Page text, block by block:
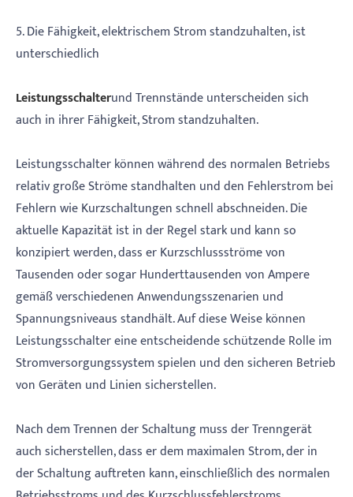
5. Die Fähigkeit, elektrischem Strom standzuhalten, ist
unterschiedlich
Leistungsschalterund Trennstände unterscheiden sich
auch in ihrer Fähigkeit, Strom standzuhalten.
Leistungsschalter können während des normalen Betriebs
relativ große Ströme standhalten und den Fehlerstrom bei
Fehlern wie Kurzschaltungen schnell abschneiden. Die
aktuelle Kapazität ist in der Regel stark und kann so
konzipiert werden, dass er Kurzschlussströme von
Tausenden oder sogar Hunderttausenden von Ampere
gemäß verschiedenen Anwendungsszenarien und
Spannungsniveaus standhält. Auf diese Weise können
Leistungsschalter eine entscheidende schützende Rolle im
Stromversorgungssystem spielen und den sicheren Betrieb
von Geräten und Linien sicherstellen.
Nach dem Trennen der Schaltung muss der Trenngerät
auch sicherstellen, dass er dem maximalen Strom, der in
der Schaltung auftreten kann, einschließlich des normalen